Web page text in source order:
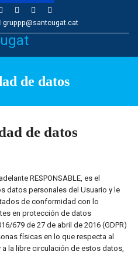
gruppp@santcugat.cat
de datos
de datos
RESPONSABLE, es el
datos personales del Usuario y le
de conformidad con lo
en protección de datos
679 de 27 de abril de 2016 (GDPR)
físicas en lo que respecta al
la libre circulación de estos datos,